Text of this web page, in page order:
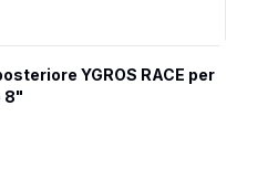
YGROS RACE per
8"